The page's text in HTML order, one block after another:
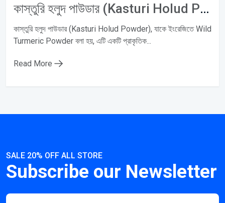
কাস্তুরি হলুদ পাউডার (Kasturi Holud Powder): Natural Skincare, Anti-Acne Remedy ও Ayurvedic Beauty Secret
কাস্তুরি হলুদ পাউডার (Kasturi Holud Powder), যাকে ইংরেজিতে Wild
Turmeric Powder বলা হয়, এটি একটি প্রাকৃতিক...
Read More
SALE 20% OFF ALL STORE
Subscribe our Newsletter